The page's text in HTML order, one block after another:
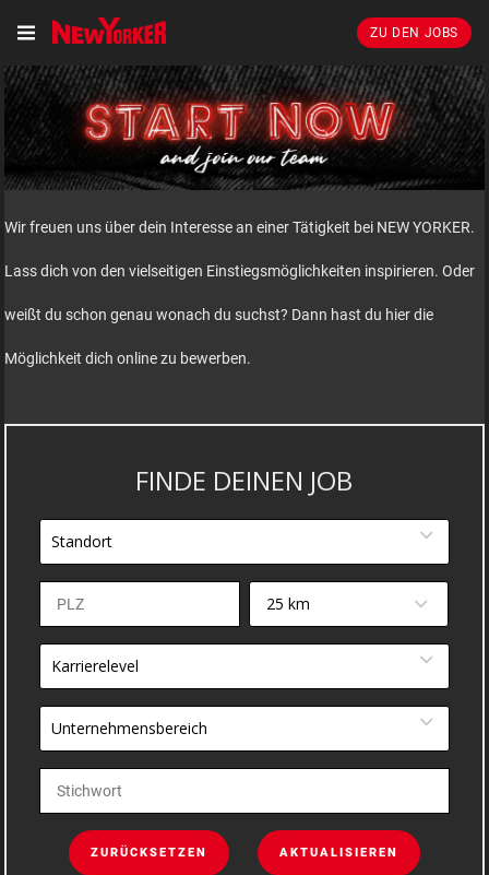
ZU DEN JOBS
Wir freuen uns über dein Interesse an einer Tätigkeit bei NEW YORKER.
Lass dich von den vielseitigen Einstiegsmöglichkeiten inspirieren. Oder
weißt du schon genau wonach du suchst? Dann hast du hier die
Möglichkeit dich online zu bewerben.
FINDE DEINEN JOB
Standort
25 km
Karrierelevel
Unternehmensbereich
ZURÜCKSETZEN AKTUALISIEREN